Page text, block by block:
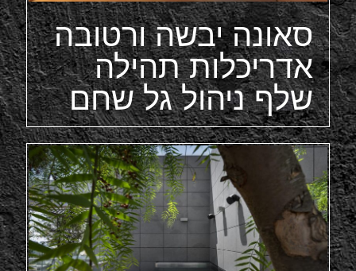
סאונה יבשה ורטובה
אדריכלות תהילה
שלף ניהול גל שחם